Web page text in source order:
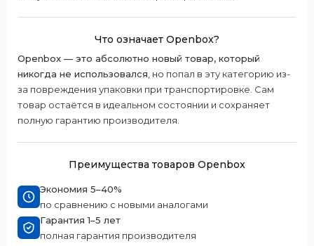
Что означает Openbox?
Openbox — это абсолютно новый товар, который
никогда не использовался, но попал в эту категорию из-
за повреждения упаковки при транспортировке. Сам
товар остаётся в идеальном состоянии и сохраняет
полную гарантию производителя.
Преимущества товаров Openbox
Экономия 5–40%
по сравнению с новыми аналогами
Гарантия 1–5 лет
полная гарантия производителя